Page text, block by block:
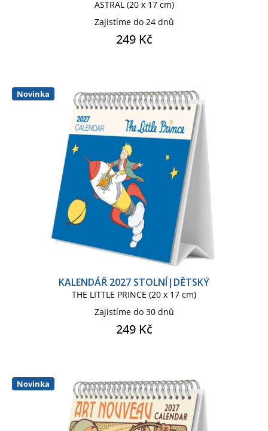
IKONICKÉ POSTAVY
MANCHESTER CITY FC
MANCHESTER UNITED FC
MARVEL
MARVEL CLASSIC COMICS
MARVEL SÉRIE MEDVÍDEK PÚ
NETFLIX
NETFLIX TV PIKACHU
POKÉMON
POKÉMON SÉRIE PŘÁTELÉ
ASTRAL (20 x 17 cm)
Zajistíme do 24 dnů
249 Kč
Novinka
KALENDÁŘ 2027 STOLNÍ|DĚTSKÝ
THE LITTLE PRINCE (20 x 17 cm)
Zajistíme do 30 dnů
249 Kč
Novinka